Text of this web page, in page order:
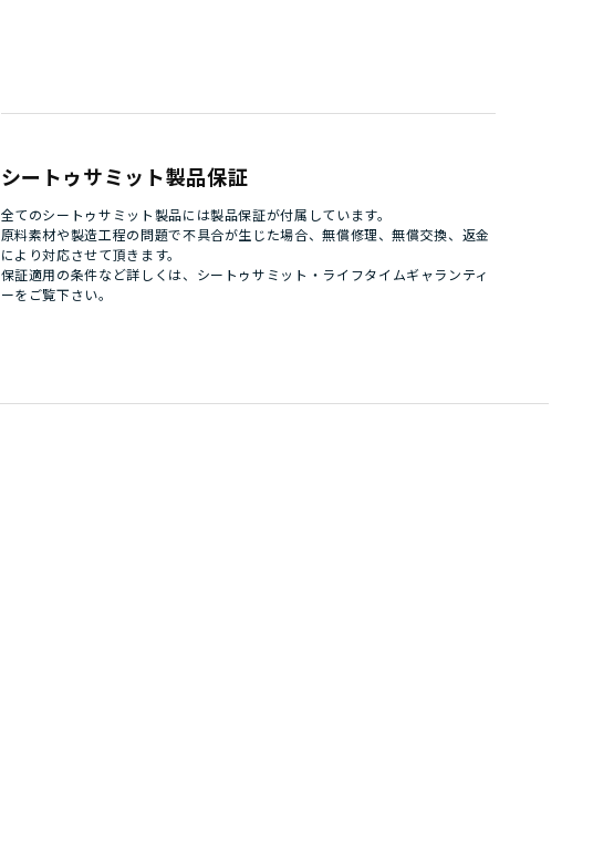
シートゥサミット製品保証
全てのシートゥサミット製品には製品保証が付属しています。
原料素材や製造工程の問題で不具合が生じた場合、無償修理、無償交換、返金
により対応させて頂きます。
保証適用の条件など詳しくは、 シートゥサミット・ライフタイムギャランティ
ーをご覧下さい。